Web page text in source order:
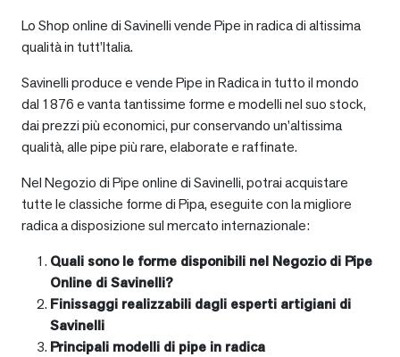
Lo Shop online di Savinelli vende Pipe in radica di altissima
qualità in tutt’Italia.
Savinelli produce e vende Pipe in Radica in tutto il mondo
dal 1876 e vanta tantissime forme e modelli nel suo stock,
dai prezzi più economici, pur conservando un’altissima
qualità, alle pipe più rare, elaborate e raffinate.
Nel Negozio di Pipe online di Savinelli, potrai acquistare
tutte le classiche forme di Pipa, eseguite con la migliore
radica a disposizione sul mercato internazionale:
Quali sono le forme disponibili nel Negozio di Pipe
Online di Savinelli?
Finissaggi realizzabili dagli esperti artigiani di
Savinelli
Principali modelli di pipe in radica